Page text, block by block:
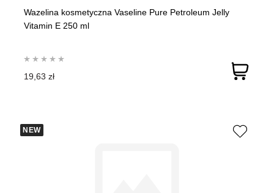
Wazelina kosmetyczna Vaseline Pure Petroleum Jelly
Vitamin E 250 ml
19,63 zł
NEW